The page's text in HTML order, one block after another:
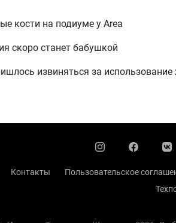
кости на подиуме у Area
скоро станет бабушкой
извиняться за
Контакты Пользовательское